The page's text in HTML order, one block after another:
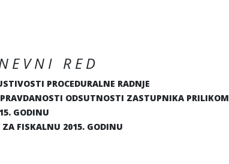
E V N I R E D
PROCEDURALNE RADNJE
ODSUTNOSTI ZASTUPNIKA PRILIKOM
GODINU
FISKALNU 2015. GODINU